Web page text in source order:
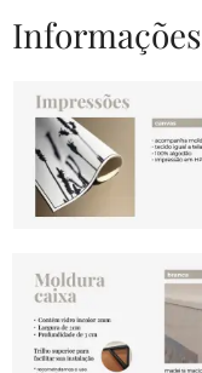
Informações